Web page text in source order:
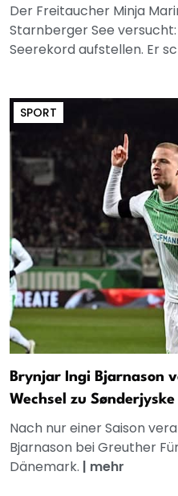
Der Freitaucher Minja
Starnberger See
Seerekord aufstellen. Er
SPORT
Brynjar Ingi Bjarnason
Wechsel zu Sønderjyske
Nach nur einer Saison
Bjarnason bei Greuther
Dänemark. | mehr